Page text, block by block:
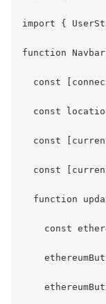
import {
function
const
const
const
const
function
const